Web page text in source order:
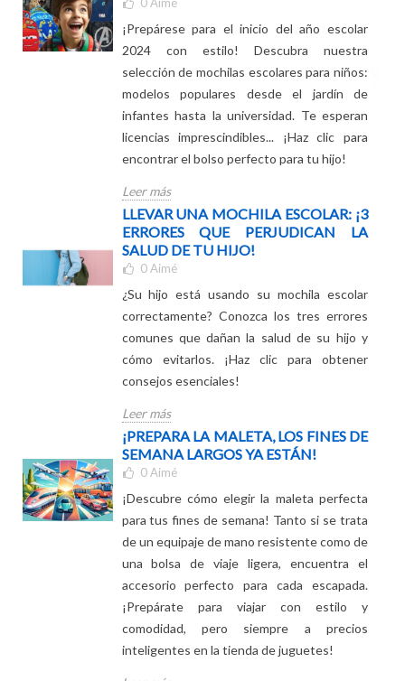
¿QUÉ MOCHILA ESCOLAR DEBERÍAS
ELEGIR PARA TU HIJO ESTE AÑO?
0Aimé
¡Prepárese para el inicio del año escolar
2024 con estilo! Descubra nuestra
selección de mochilas escolares para niños:
modelos populares desde el jardín de
infantes hasta la universidad. Te esperan
licencias imprescindibles... ¡Haz clic para
encontrar el bolso perfecto para tu hijo!
Leer más
LLEVAR UNA MOCHILA ESCOLAR: ¡3
ERRORES QUE PERJUDICAN LA
SALUD DE TU HIJO!
0Aimé
¿Su hijo está usando su mochila escolar
correctamente? Conozca los tres errores
comunes que dañan la salud de su hijo y
cómo evitarlos. ¡Haz clic para obtener
consejos esenciales!
Leer más
¡PREPARA LA MALETA, LOS FINES DE
SEMANA LARGOS YA ESTÁN!
0 Aimé
¡Descubre cómo elegir la maleta perfecta
para tus fines de semana! Tanto si se trata
de un equipaje de mano resistente como de
una bolsa de viaje ligera, encuentra el
accesorio perfecto para cada escapada.
¡Prepárate para viajar con estilo y
comodidad, pero siempre a precios